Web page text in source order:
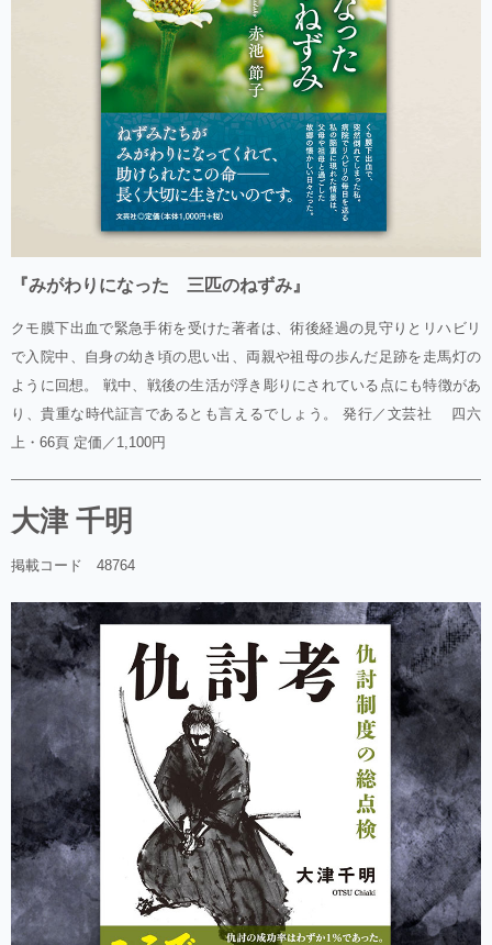
『みがわりになった 三匹のねずみ』
クモ膜下出血で緊急手術を受けた著者は、術後経過の見守りとリハビリ
で入院中、自身の幼き頃の思い出、両親や祖母の歩んだ足跡を走馬灯の
ように回想。 戦中、戦後の生活が浮き彫りにされている点にも特徴があ
り、貴重な時代証言であるとも言えるでしょう。 発行／文芸社 四六
上・66頁 定価／1,100円
大津 千明
掲載コード 48764